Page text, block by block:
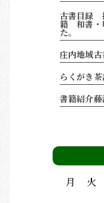
古書目録
籍 和書・
た。
庄内地域
らくがき
書籍紹介
月
火